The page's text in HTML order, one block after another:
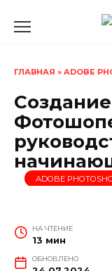
ГЛАВНАЯ » ADOBE
ADOBE
НА ЧТЕНИЕ
13 мин
ОБНОВЛЕНО